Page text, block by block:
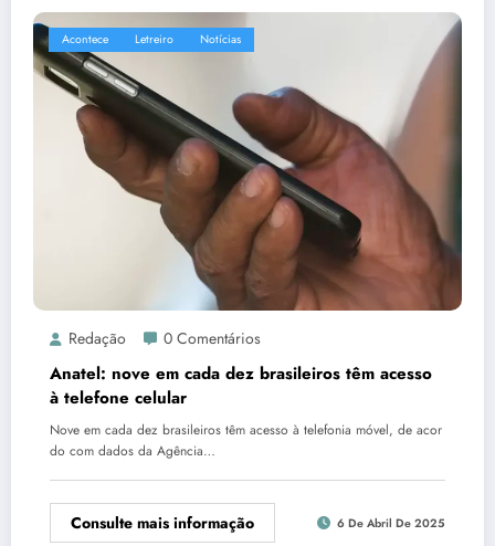
Acontece Letreiro Notícias
Redação 0 Comentários
Anatel: nove em cada dez brasileiros têm acesso
à telefone celular
Nove em cada dez brasileiros têm acesso à telefonia móvel, de acor
do com dados da Agência…
Consulte mais informação 6 De Abril De 2025